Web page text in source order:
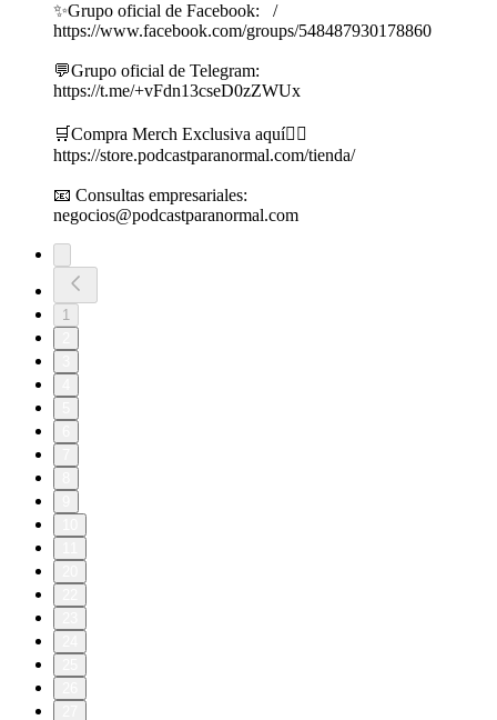
✨Grupo oficial de Facebook: /
https://www.facebook.com/groups/548487930178860
💬Grupo oficial de Telegram:
https://t.me/+vFdn13cseD0zZWUx
🛒Compra Merch Exclusiva aquí👇🏼
https://store.podcastparanormal.com/tienda/
📧 Consultas empresariales:
negocios@podcastparanormal.com
1